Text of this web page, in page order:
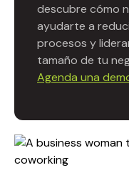
descubre cómo
ayudarte a
procesos y
tamaño de tu
Agenda una